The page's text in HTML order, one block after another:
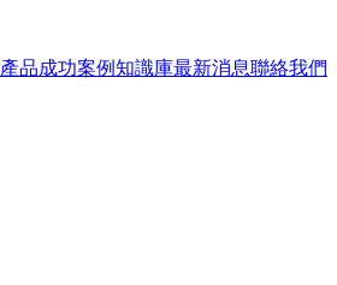
產品成功案例知識庫最新消息聯絡我們